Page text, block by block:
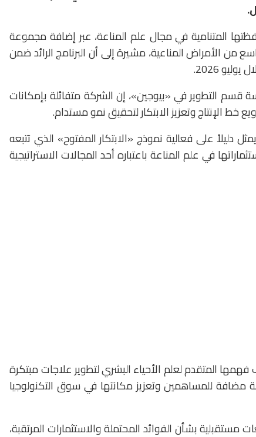
المتنامية في مجال علم المناعة، عبر إضافة مجموعة
من الأمراض المناعية، مشيرة إلى أن البرنامج الرائد ضمن
2026.
قسم التطوير في «بيوجين»، إن الشركة متفائلة بإمكانات
الإنتاج وتعزيز الابتكار لتحقيق نمو مستدام.
دليلاً على فعالية نموذج «الابتكار المفتوح» الذي تتبعه
في علم المناعة باعتباره أحد المجالات الاستراتيجية
تأسست عام 1978، إلى توظيف فهمها المتقدم لعلم الأحياء البشري لتطوير علاجات مبتكرة
للمساهمين وتعزيز مكانتها في سوق التكنولوجيا
بشأن الفوائد المحتملة والاستثمارات المرتقبة،